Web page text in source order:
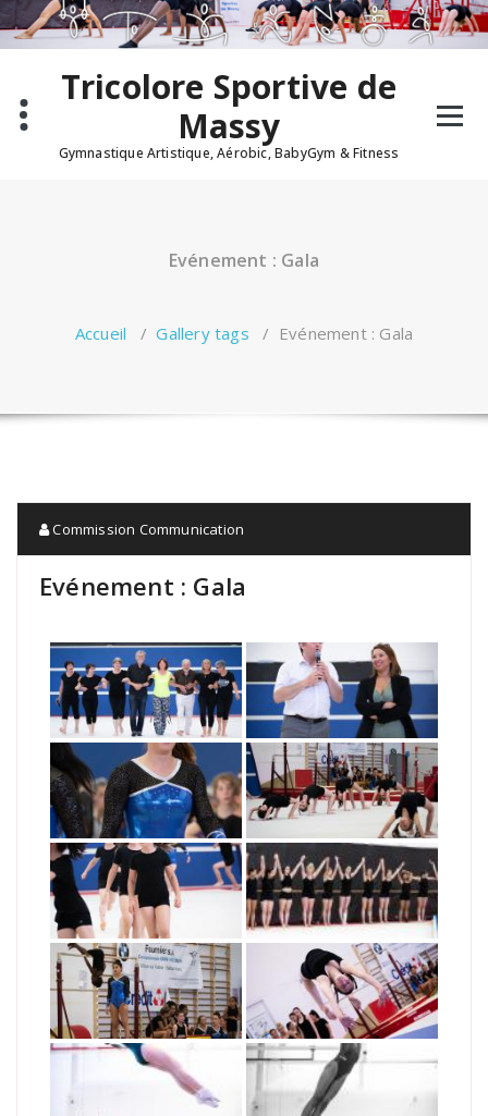
Aller
au
contenu
Tricolore Sportive de
Massy
Gymnastique Artistique, Aérobic, BabyGym & Fitness
Evénement : Gala
Accueil /Gallery tags / Evénement : Gala
Commission Communication
Evénement : Gala